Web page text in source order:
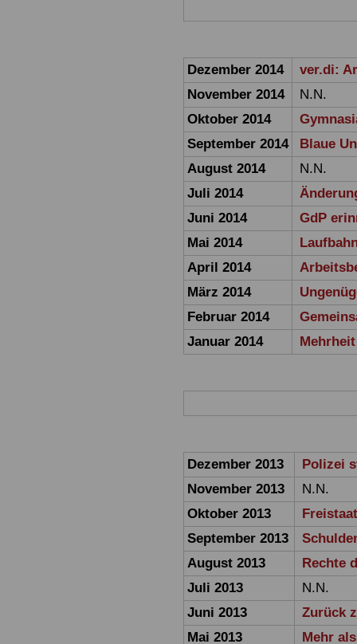
Dezember 2014
ver.di:
November 2014
N.N.
Oktober 2014
September 2014
Blaue
August 2014
N.N.
Juli 2014
Juni 2014
GdP
Mai 2014
April 2014
März 2014
Februar 2014
Januar 2014
Dezember 2013
Polizei
November 2013
N.N.
Oktober 2013
September 2013
August 2013
Rechte
Juli 2013
N.N.
Juni 2013
Zurück
Mai 2013
Mehr